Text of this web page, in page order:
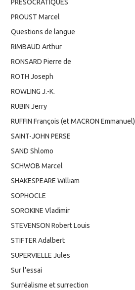
PRÉSOCRATIQUES
PROUST Marcel
Questions de langue
RIMBAUD Arthur
RONSARD Pierre de
ROTH Joseph
ROWLING J.-K.
RUBIN Jerry
RUFFIN François (et MACRON Emmanuel)
SAINT-JOHN PERSE
SAND Shlomo
SCHWOB Marcel
SHAKESPEARE William
SOPHOCLE
SOROKINE Vladimir
STEVENSON Robert Louis
STIFTER Adalbert
SUPERVIELLE Jules
Sur l’essai
Surréalisme et surrection